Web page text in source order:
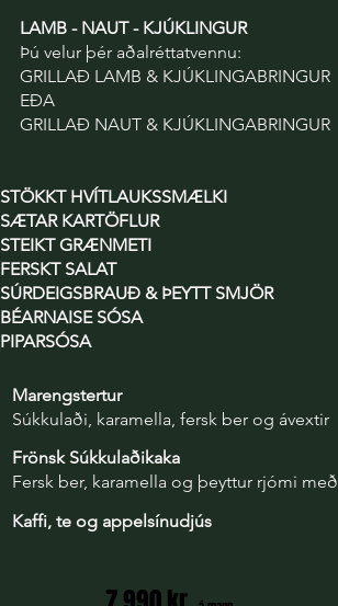
LAMB - NAUT - KJÚKLINGUR​
Þú velur þér aðalréttatvennu:
GRILLAÐ LAMB & KJÚKLINGABRINGUR
EÐA
GRILLAÐ NAUT & KJÚKLINGABRINGUR
STÖKKT HVÍTLAUKSSMÆLKI
SÆTAR KARTÖFLUR
STEIKT GRÆNMETI
FERSKT SALAT
SÚRDEIGSBRAUÐ & ÞEYTT SMJÖR
BÉARNAISE SÓSA
PIPARSÓSA
Marengstertur
Súkkulaði, karamella, fersk ber og ávextir
Frönsk Súkkulaðikaka
Fersk ber, karamella og þeyttur rjómi með
Kaffi, te og appelsínudjús